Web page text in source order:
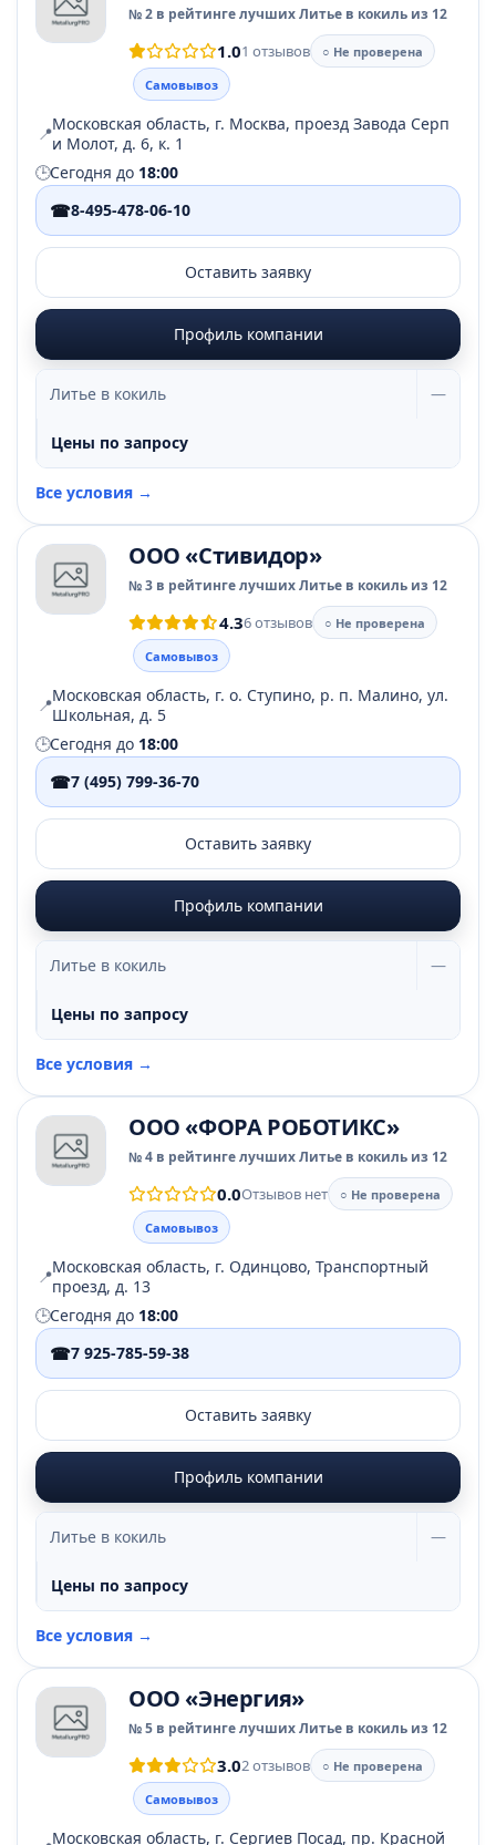
№ 2 в рейтинге лучших Литье в кокиль из 12
1.01 отзывов
○ Не проверена
Самовывоз
📍Московская область, г. Москва, проезд Завода Серп
и Молот, д. 6, к. 1
🕒Сегодня до 18:00
☎8-495-478-06-10
Оставить заявку
Профиль компании
Литье в кокиль —
Цены по запросу
Все условия →
ООО «Стивидор»
№ 3 в рейтинге лучших Литье в кокиль из 12
4.36 отзывов
○ Не проверена
Самовывоз
📍Московская область, г. о. Ступино, р. п. Малино, ул.
Школьная, д. 5
🕒Сегодня до 18:00
☎7 (495) 799-36-70
Оставить заявку
Профиль компании
Литье в кокиль —
Цены по запросу
Все условия →
ООО «ФОРА РОБОТИКС»
№ 4 в рейтинге лучших Литье в кокиль из 12
0.0Отзывов нет
○ Не проверена
Самовывоз
📍Московская область, г. Одинцово, Транспортный
проезд, д. 13
🕒Сегодня до 18:00
☎7 925-785-59-38
Оставить заявку
Профиль компании
Литье в кокиль —
Цены по запросу
Все условия →
ООО «Энергия»
№ 5 в рейтинге лучших Литье в кокиль из 12
3.02 отзывов
○ Не проверена
Самовывоз
Московская область, г. Сергиев Посад, пр. Красной